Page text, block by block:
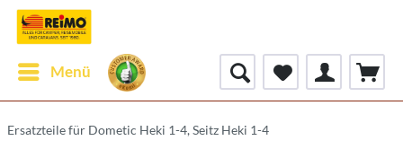
Menü
Ersatzteile für Dometic Heki 1-4, Seitz Heki 1-4